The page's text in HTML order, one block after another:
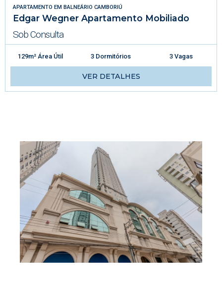
APARTAMENTO EM BALNEÁRIO CAMBORIÚ
Edgar Wegner Apartamento Mobiliado
Sob Consulta
129m² Área Útil 3 Dormitórios 3 Vagas
VER DETALHES